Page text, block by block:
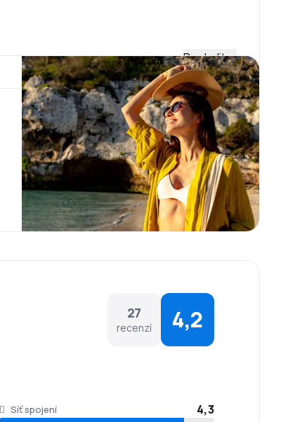
letadel se širokým trupem typu Airbus
747-400 Freighter.
se nacházejí restaurace, jídelny, kavárny,
zdarma.
závisí na trase a rezervační třídě. Na
a hrám – vše v 10 jazycích.
Rozbalit
27
recenzí 4,2
Síť spojení 4,3